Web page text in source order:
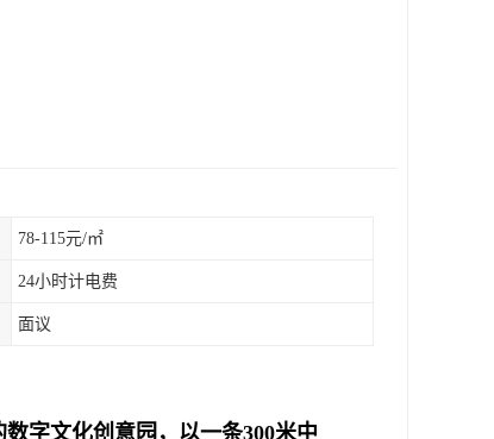
78-115元/㎡
24小时计电费
面议
字文化创意园，以一条300米中